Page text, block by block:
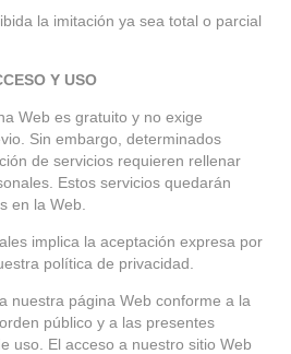
la imitación ya sea total o parcial
Y USO
Web es gratuito y no exige
Sin embargo, determinados
de servicios requieren rellenar
Estos servicios quedarán
en la Web.
implica la aceptación expresa por
política de privacidad.
nuestra página Web conforme a la
público y a las presentes
uso. El acceso a nuestro sitio Web